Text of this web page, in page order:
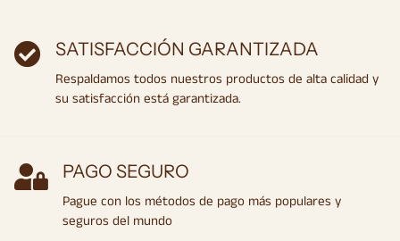
SATISFACCIÓN GARANTIZADA
Respaldamos todos nuestros productos de alta calidad y
su satisfacción está garantizada.
PAGO SEGURO
Pague con los métodos de pago más populares y
seguros del mundo